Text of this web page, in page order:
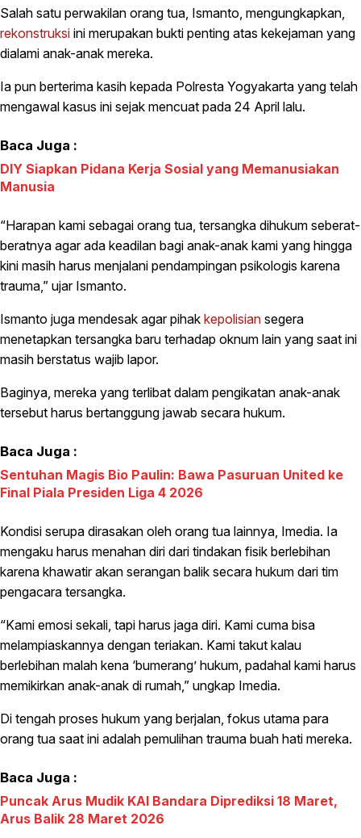
Salah satu perwakilan orang tua, Ismanto, mengungkapkan,
rekonstruksi ini merupakan bukti penting atas kekejaman yang
dialami anak-anak mereka.
Ia pun berterima kasih kepada Polresta Yogyakarta yang telah
mengawal kasus ini sejak mencuat pada 24 April lalu.
Baca Juga :
DIY Siapkan Pidana Kerja Sosial yang Memanusiakan
Manusia
“Harapan kami sebagai orang tua, tersangka dihukum seberat-
beratnya agar ada keadilan bagi anak-anak kami yang hingga
kini masih harus menjalani pendampingan psikologis karena
trauma,” ujar Ismanto.
Ismanto juga mendesak agar pihak kepolisian segera
menetapkan tersangka baru terhadap oknum lain yang saat ini
masih berstatus wajib lapor.
Baginya, mereka yang terlibat dalam pengikatan anak-anak
tersebut harus bertanggung jawab secara hukum.
Baca Juga :
Sentuhan Magis Bio Paulin: Bawa Pasuruan United ke
Final Piala Presiden Liga 4 2026
Kondisi serupa dirasakan oleh orang tua lainnya, Imedia. Ia
mengaku harus menahan diri dari tindakan fisik berlebihan
karena khawatir akan serangan balik secara hukum dari tim
pengacara tersangka.
“Kami emosi sekali, tapi harus jaga diri. Kami cuma bisa
melampiaskannya dengan teriakan. Kami takut kalau
berlebihan malah kena ‘bumerang’ hukum, padahal kami harus
memikirkan anak-anak di rumah,” ungkap Imedia.
Di tengah proses hukum yang berjalan, fokus utama para
orang tua saat ini adalah pemulihan trauma buah hati mereka.
Baca Juga :
Puncak Arus Mudik KAI Bandara Diprediksi 18 Maret,
Arus Balik 28 Maret 2026